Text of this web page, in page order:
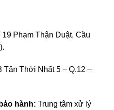
19 Phạm Thận Duật, Cầu
Tân Thới Nhất 5 – Q.12 –
hành: Trung tâm xử lý